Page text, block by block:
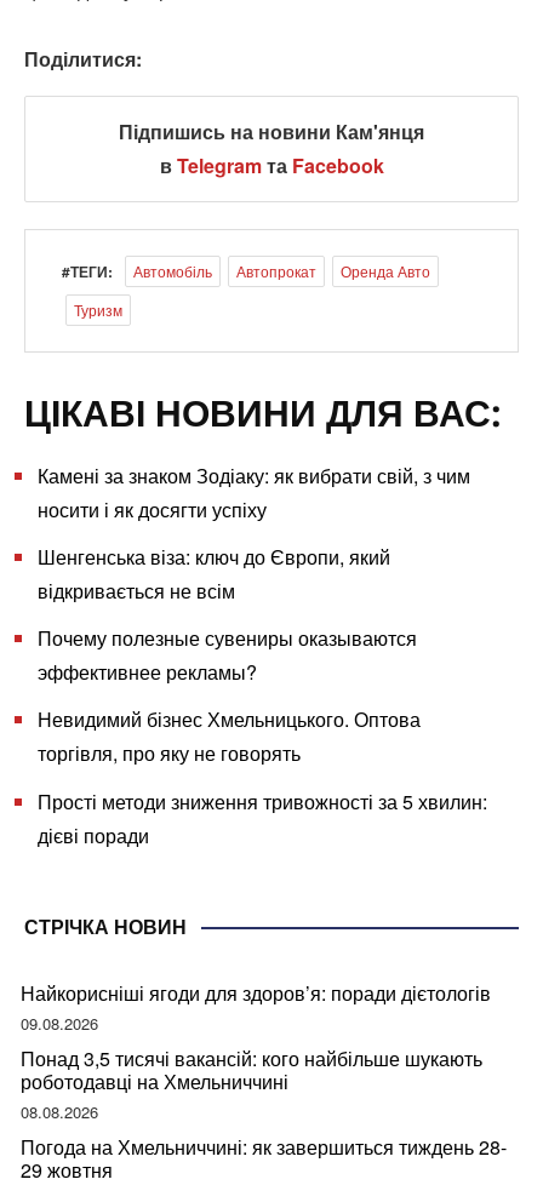
Поділитися:
Підпишись на новини Кам'янця
вTelegramта Facebook
#ТЕГИ: Автомобіль Автопрокат
Оренда Авто
Туризм
ЦІКАВІ НОВИНИ ДЛЯ ВАС:
Камені за знаком Зодіаку: як вибрати свій, з чим
носити і як досягти успіху
Шенгенська віза: ключ до Європи, який
відкривається не всім
Почему полезные сувениры оказываются
эффективнее рекламы?
Невидимий бізнес Хмельницького. Оптова
торгівля, про яку не говорять
Прості методи зниження тривожності за 5 хвилин:
дієві поради
СТРІЧКА НОВИН
Найкорисніші ягоди для здоров’я: поради дієтологів
09.08.2026
Понад 3,5 тисячі вакансій: кого найбільше шукають
роботодавці на Хмельниччині
08.08.2026
Погода на Хмельниччині: як завершиться тиждень 28-
29 жовтня